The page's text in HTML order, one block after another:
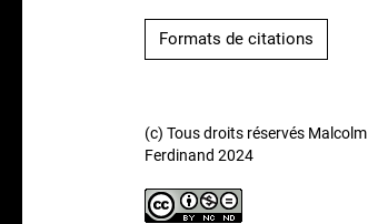
Formats de citations
(c) Tous droits réservés Malcolm
Ferdinand 2024